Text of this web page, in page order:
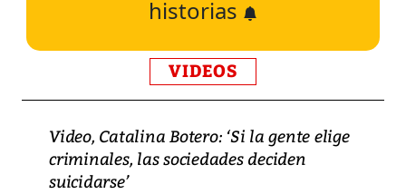
historias
VIDEOS
Video, Catalina Botero: ‘Si la gente elige
criminales, las sociedades deciden
suicidarse’